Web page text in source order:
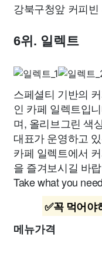
강북구청앞 커피
6위. 일렉트
스페셜티 기반의
인 카페 일렉트입
며, 올리브그린 색
대표가 운영하고
카페 일렉트에서
을 즐겨보시길 바
Take what you
✅꼭 먹어
메뉴가격